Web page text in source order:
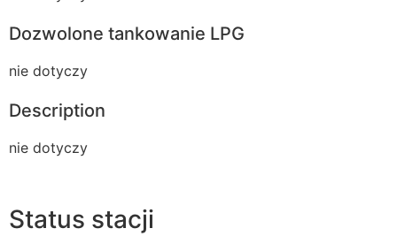
Dozwolone tankowanie LPG
nie dotyczy
Description
nie dotyczy
Status stacji